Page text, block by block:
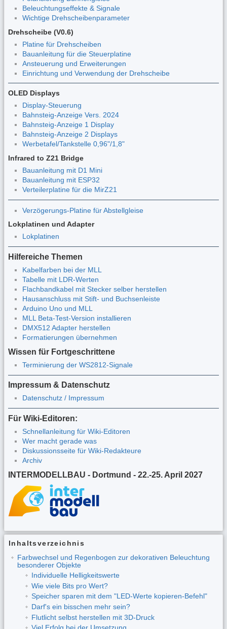
Beleuchtungseffekte & Signale
Wichtige Drehscheibenparameter
Drehscheibe (V0.6)
Platine für Drehscheiben
Bauanleitung für die Steuerplatine
Ansteuerung und Erweiterungen
Einrichtung und Verwendung der Drehscheibe
OLED Displays
Display-Steuerung
Bahnsteig-Anzeige Vers. 2024
Bahnsteig-Anzeige 1 Display
Bahnsteig-Anzeige 2 Displays
Werbetafel/Tankstelle 0,96"/1,8"
Infrared to Z21 Bridge
Bauanleitung mit D1 Mini
Bauanleitung mit ESP32
Verteilerplatine für die MirZ21
Verzögerungs-Platine für Abstellgleise
Lokplatinen und Adapter
Lokplatinen
Hilfereiche Themen
Kabelfarben bei der MLL
Tabelle mit LDR-Werten
Flachbandkabel mit Stecker selber herstellen
Hausanschluss mit Stift- und Buchsenleiste
Arduino Uno und MLL
MLL Beta-Test-Version installieren
DMX512 Adapter herstellen
Formatierungen übernehmen
Wissen für Fortgeschrittene
Terminierung der WS2812-Signale
Impressum & Datenschutz
Datenschutz / Impressum
Für Wiki-Editoren:
Schnellanleitung für Wiki-Editoren
Wer macht gerade was
Diskussionsseite für Wiki-Redakteure
Archiv
INTERMODELLBAU - Dortmund - 22.-25. April 2027
Inhaltsverzeichnis
Farbwechsel und Regenbogen zur dekorativen Beleuchtung
besonderer Objekte
Individuelle Helligkeitswerte
Wie viele Bits pro Wert?
Speicher sparen mit dem "LED-Werte kopieren-Befehl"
Darf's ein bisschen mehr sein?
Flutlicht selbst herstellen mit 3D-Druck